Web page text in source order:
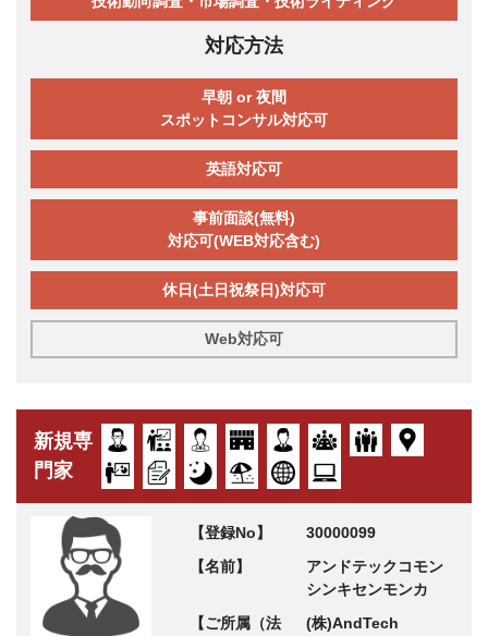
対応方法
早朝 or 夜間
スポットコンサル対応可
英語対応可
事前面談(無料)
対応可(WEB対応含む)
休日(土日祝祭日)対応可
Web対応可
新規専
門家
【登録No】
30000099
【名前】
アンドテックコモン
シンキセンモンカ
【ご所属（法
(株)AndTech